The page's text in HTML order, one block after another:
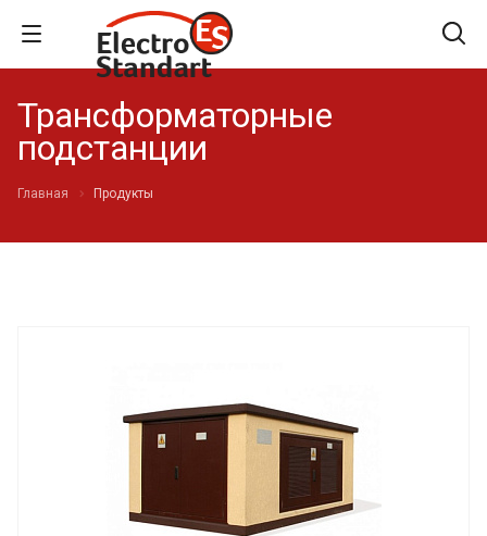
Трансформаторные
подстанции
Главная Продукты